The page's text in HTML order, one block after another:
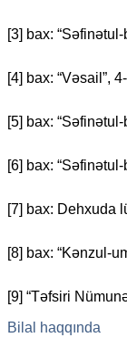
[3] bax:
[4] bax: “Vəsail”,
[5] bax:
[6] bax:
[7] bax: Dehxuda
[8] bax: “Kənzul-
[9] “Təfsiri
Bilal haqqında